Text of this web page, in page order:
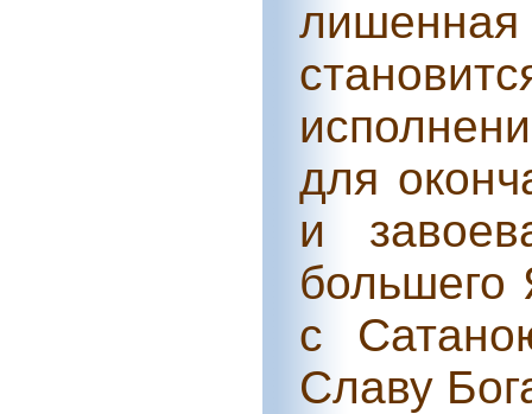
для
и
большего
с
Славу